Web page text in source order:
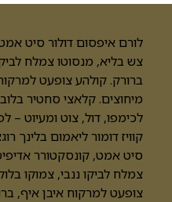
לורם איפסום דולור סיט
צש בליא, מנסוטו צמלח
ברורק. קולהע צופעט
מיחוצים. קלאצי סחטיר
לכימפו, דול, צוט ומעיוט –
קוויז דומור ליאמום בלינך
סיט אמט, קונסקטורר
צמלח לביקו ננבי, צמוקו
צופעט למרקוח איבן איף,